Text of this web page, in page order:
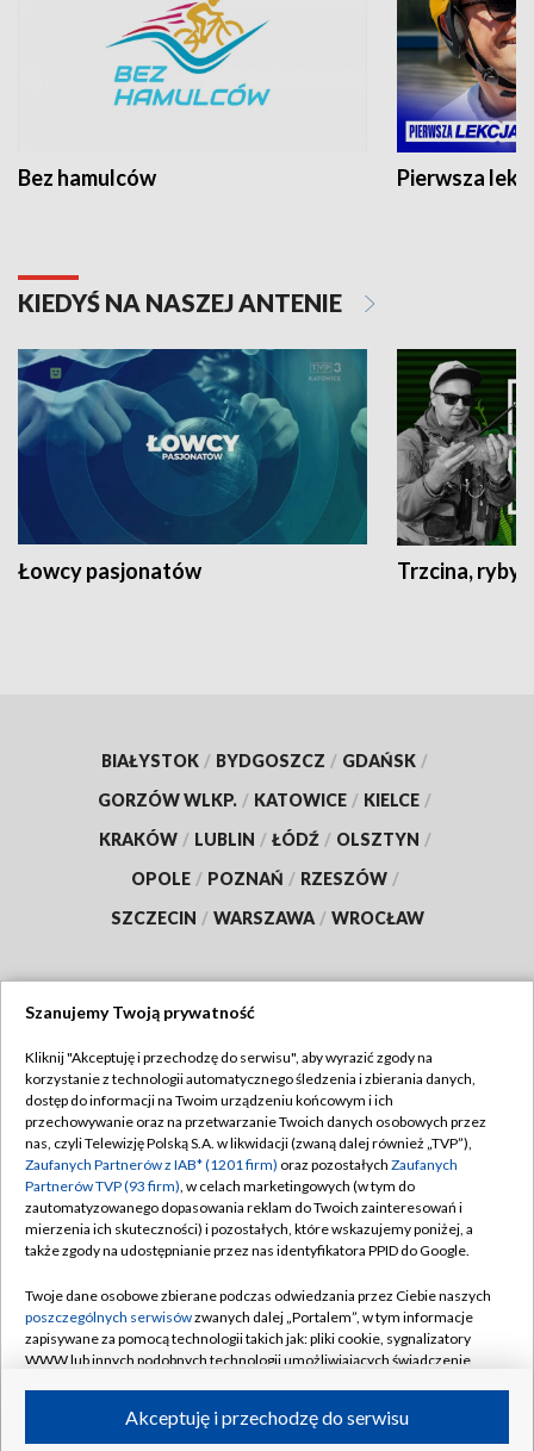
Bez hamulców Pierwsza
KIEDYŚ NA NASZEJ ANTENIE
Łowcy pasjonatów Trzcina, ryby
BIAŁYSTOK / BYDGOSZCZ / GDAŃSK /
GORZÓW WLKP. / KATOWICE / KIELCE /
KRAKÓW / LUBLIN / ŁÓDŹ / OLSZTYN /
OPOLE / POZNAŃ / RZESZÓW /
SZCZECIN / WARSZAWA / WROCŁAW
TVP
Abonament TVP
Emisja w TVP
Centrum informacji TVP
Naziemna Telewizja Cyfrowa
Rada Programowa
System NOS
Informacje o nadawcy
Program dla prasy
Regulamin TVP
Polityka prywatności
Moje zgody
Pomoc
Kontakt
Kanały
Szanujemy Twoją prywatność
Kliknij "Akceptuję i przechodzę do serwisu", aby wyrazić zgody na
korzystanie z technologii automatycznego śledzenia i zbierania danych,
dostęp do informacji na Twoim urządzeniu końcowym i ich
przechowywanie oraz na przetwarzanie Twoich danych osobowych przez
nas, czyli Telewizję Polską S.A. w likwidacji (zwaną dalej również „TVP”),
Zaufanych Partnerów z IAB* (1201 firm) oraz pozostałych Zaufanych
Partnerów TVP (93 firm), w celach marketingowych (w tym do
zautomatyzowanego dopasowania reklam do Twoich zainteresowań i
mierzenia ich skuteczności) i pozostałych, które wskazujemy poniżej, a
także zgody na udostępnianie przez nas identyfikatora PPID do Google.
Twoje dane osobowe zbierane podczas odwiedzania przez Ciebie naszych
poszczególnych serwisówzwanych dalej „Portalem”, w tym informacje
zapisywane za pomocą technologii takich jak: pliki cookie, sygnalizatory
WWW lub innych podobnych technologii umożliwiających świadczenie
ruchu w Internecie.Akceptuję i przechodzę do serwisu